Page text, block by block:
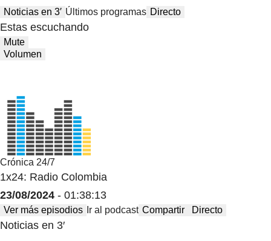
Noticias en 3′ Últimos programas Directo
Estas escuchando
Mute
Volumen
Crónica 24/7
1x24: Radio Colombia
23/08/2024 - 01:38:13
Ver más episodios Ir al podcast Compartir Directo
Noticias en 3′